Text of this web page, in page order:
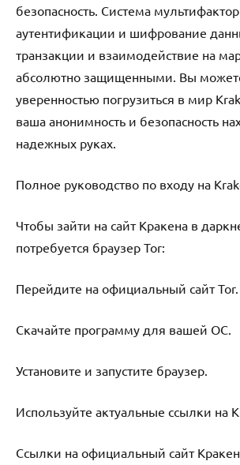
безопасность. Система
аутентификации и шифрование
транзакции и взаимодействие на
абсолютно защищенными. Вы
уверенностью погрузиться в мир
ваша анонимность и безопасность
надежных руках.
Полное руководство по входу на
Чтобы зайти на сайт Кракена в
потребуется браузер Tor:
Перейдите на официальный сайт Tor.
Скачайте программу для вашей ОС.
Установите и запустите браузер.
Используйте актуальные ссылки на
Ссылки на официальный сайт Кракен